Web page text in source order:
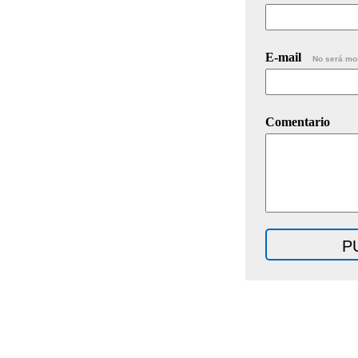
E-mail No será
Comentario